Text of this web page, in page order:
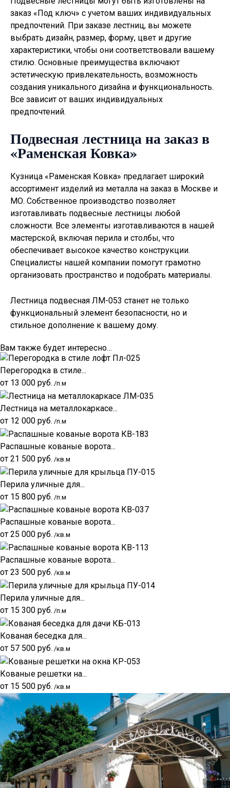
заказ «Под ключ» с учетом ваших индивидуальных
предпочтений. При заказе лестниц, вы можете
выбрать дизайн, размер, форму, цвет и другие
характеристики, чтобы они соответствовали вашему
стилю. Основные преимущества включают
эстетическую привлекательность, возможность
создания уникального дизайна и функциональность.
Все зависит от ваших индивидуальных
предпочтений.
Подвесная лестница на заказ в
«Раменская Ковка»
Кузница «Раменская Ковка» предлагает широкий
ассортимент изделий из металла на заказ в Москве и
МО. Собственное производство позволяет
изготавливать подвесные лестницы любой
сложности. Все элементы изготавливаются в нашей
мастерской, включая перила и столбы, что
обеспечивает высокое качество конструкции.
Специалисты нашей компании помогут грамотно
организовать пространство и подобрать материалы.
Лестница подвесная ЛМ-053 станет не только
функциональный элемент безопасности, но и
стильное дополнение к вашему дому.
Вам также будет интересно…
Перегородка в стиле...
от 13 000 руб. /п.м
Лестница на металлокаркасе...
от 12 000 руб. /п.м
Распашные кованые ворота...
от 21 500 руб. /кв.м
Перила уличные для...
от 15 800 руб. /п.м
Распашные кованые ворота...
от 25 000 руб. /кв.м
Распашные кованые ворота...
от 23 500 руб. /кв.м
Перила уличные для...
от 15 300 руб. /п.м
Кованая беседка для...
от 57 500 руб. /кв.м
Кованые решетки на...
от 15 500 руб. /кв.м